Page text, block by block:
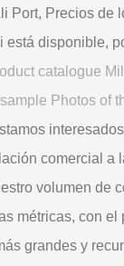
Port, Precios de
está disponible,
catalogue
sample Photos of
comercial a
volumen de
métricas, con el
grandes y